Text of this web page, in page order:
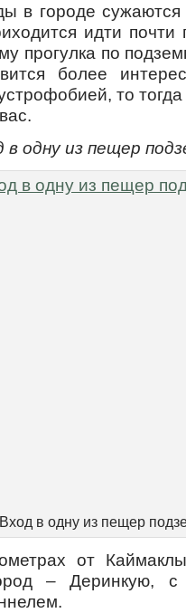
в городе сужаются
идти
прогулка по
более
то
в одну из пещер
Вход в одну из пещер
от
– Деринкую,